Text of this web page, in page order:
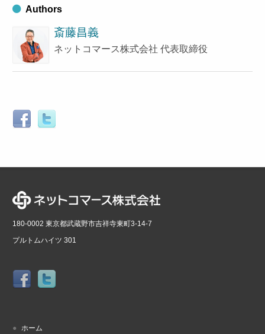
Authors
斎藤昌義
ネットコマース株式会社 代表取締役
180-0002 東京都武蔵野市吉祥寺東町3-14-7
プルトムハイツ 301
ホーム